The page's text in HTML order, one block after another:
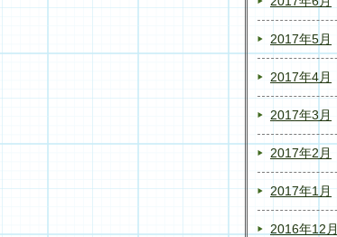
2017年5月
2017年4月
2017年3月
2017年2月
2017年1月
2016年12月